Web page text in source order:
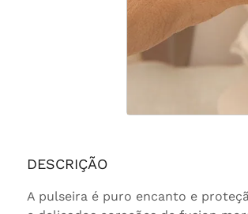
DESCRIÇÃO
A pulseira é puro encanto e